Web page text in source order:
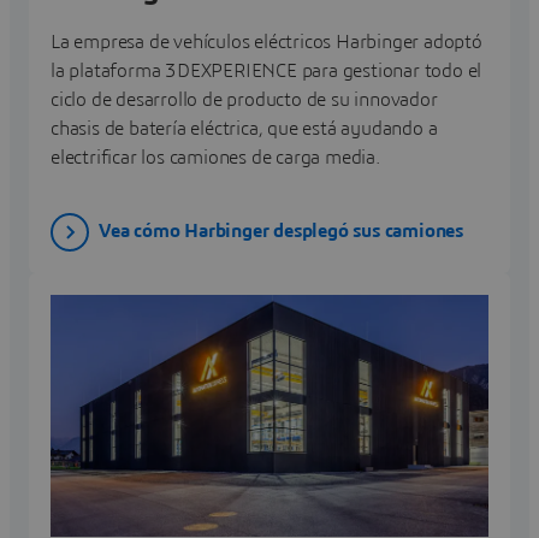
La empresa de vehículos eléctricos Harbinger adoptó
la plataforma 3DEXPERIENCE para gestionar todo el
ciclo de desarrollo de producto de su innovador
chasis de batería eléctrica, que está ayudando a
electrificar los camiones de carga media.
Vea cómo Harbinger desplegó sus camiones